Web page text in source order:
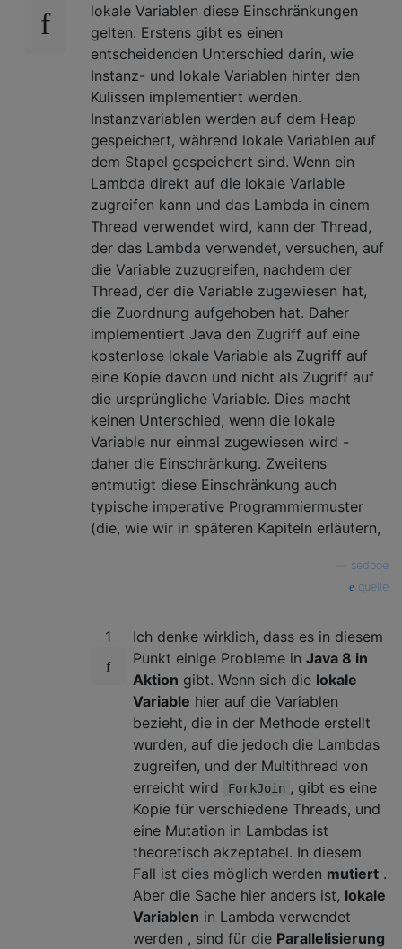
lokale Variablen diese Einschränkungen
gelten. Erstens gibt es einen
entscheidenden Unterschied darin, wie
Instanz- und lokale Variablen hinter den
Kulissen implementiert werden.
Instanzvariablen werden auf dem Heap
gespeichert, während lokale Variablen auf
dem Stapel gespeichert sind. Wenn ein
Lambda direkt auf die lokale Variable
zugreifen kann und das Lambda in einem
Thread verwendet wird, kann der Thread,
der das Lambda verwendet, versuchen, auf
die Variable zuzugreifen, nachdem der
Thread, der die Variable zugewiesen hat,
die Zuordnung aufgehoben hat. Daher
implementiert Java den Zugriff auf eine
kostenlose lokale Variable als Zugriff auf
eine Kopie davon und nicht als Zugriff auf
die ursprüngliche Variable. Dies macht
keinen Unterschied, wenn die lokale
Variable nur einmal zugewiesen wird -
daher die Einschränkung. Zweitens
entmutigt diese Einschränkung auch
typische imperative Programmiermuster
(die, wie wir in späteren Kapiteln erläutern,
sedooe
quelle
1
Ich denke wirklich, dass es in diesem
Punkt einige Probleme in Java 8 in
Aktion gibt. Wenn sich die lokale
Variable hier auf die Variablen
bezieht, die in der Methode erstellt
wurden, auf die jedoch die Lambdas
zugreifen, und der Multithread von
erreicht wird
ForkJoin , gibt es eine
Kopie für verschiedene Threads, und
eine Mutation in Lambdas ist
theoretisch akzeptabel. In diesem
Fall ist dies möglich werden mutiert .
Aber die Sache hier anders ist, lokale
Variablen in Lambda verwendet
werden , sind für die Parallelisierung